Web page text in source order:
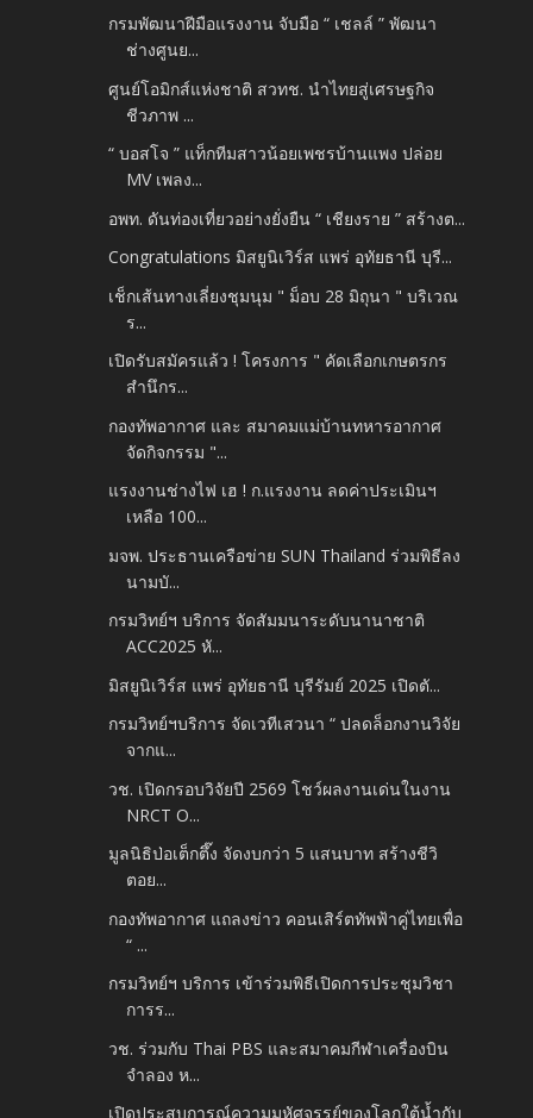
กรมพัฒนาฝีมือแรงงาน จับมือ “ เชลล์ ” พัฒนา
ช่างศูนย...
ศูนย์โอมิกส์แห่งชาติ สวทช. นำไทยสู่เศรษฐกิจ
ชีวภาพ ...
“ บอสโจ ” แท็กทีมสาวน้อยเพชรบ้านแพง ปล่อย
MV เพลง...
อพท. ดันท่องเที่ยวอย่างยั่งยืน “ เชียงราย ” สร้างต...
Congratulations มิสยูนิเวิร์ส แพร่ อุทัยธานี บุรี...
เช็กเส้นทางเลี่ยงชุมนุม " ม็อบ 28 มิถุนา " บริเวณ
ร...
เปิดรับสมัครแล้ว ! โครงการ " คัดเลือกเกษตรกร
สำนึกร...
กองทัพอากาศ และ สมาคมแม่บ้านทหารอากาศ
จัดกิจกรรม "...
แรงงานช่างไฟ เฮ ! ก.แรงงาน ลดค่าประเมินฯ
เหลือ 100...
มจพ. ประธานเครือข่าย SUN Thailand ร่วมพิธีลง
นามบั...
กรมวิทย์ฯ บริการ จัดสัมมนาระดับนานาชาติ
ACC2025 หั...
มิสยูนิเวิร์ส แพร่ อุทัยธานี บุรีรัมย์ 2025 เปิดตั...
กรมวิทย์ฯบริการ จัดเวทีเสวนา “ ปลดล็อกงานวิจัย
จากแ...
วช. เปิดกรอบวิจัยปี 2569 โชว์ผลงานเด่นในงาน
NRCT O...
มูลนิธิป่อเต็กตึ๊ง จัดงบกว่า 5 แสนบาท สร้างชีวิ
ตอย...
กองทัพอากาศ แถลงข่าว คอนเสิร์ตทัพฟ้าคู่ไทยเพื่อ
“ ...
กรมวิทย์ฯ บริการ เข้าร่วมพิธีเปิดการประชุมวิชา
การร...
วช. ร่วมกับ Thai PBS และสมาคมกีฬาเครื่องบิน
จำลอง ห...
เปิดประสบการณ์ความมหัศจรรย์ของโลกใต้น้ำกับ